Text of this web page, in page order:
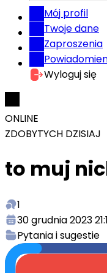
Mój profil
Twoje dane
Zaproszenia
Wyloguj się
ONLINE
ZDOBYTYCH DZISIAJ
to muj
1
30 grudnia 2023
Pytania i sugestie